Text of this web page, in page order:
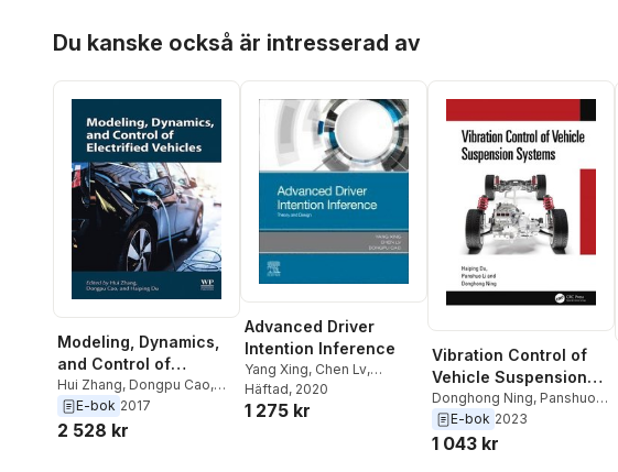
Du kanske också är intresserad av
Modeling, Dynamics,
and Control of
Electrified Vehicles
Hui Zhang, Dongpu Cao,
Haiping Du
E-bok 2017
2 528 kr
Advanced Driver
Intention Inference
Yang Xing, Chen Lv,
Dongpu Cao
Häftad, 2020
1 275 kr
Vibration Control of
Vehicle Suspension
Systems
Donghong Ning, Panshuo
Li,Haiping Du
E-bok 2023
1 043 kr